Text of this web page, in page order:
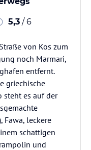
5,3 / 6
von Kos zum
noch Marmari,
entfernt.
griechische
steht es auf der
Fawa, leckere
schattigen
und